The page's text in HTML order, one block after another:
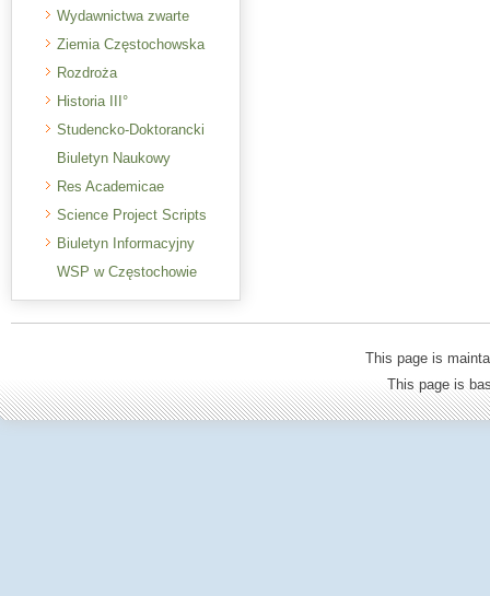
Wydawnictwa zwarte
Ziemia Częstochowska
Rozdroża
Historia III°
Studencko-Doktorancki
Biuletyn Naukowy
Res Academicae
Science Project Scripts
Biuletyn Informacyjny
WSP w Częstochowie
This page is
This page is